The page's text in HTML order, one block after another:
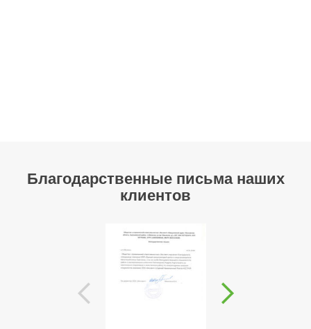
Благодарственные письма наших
клиентов